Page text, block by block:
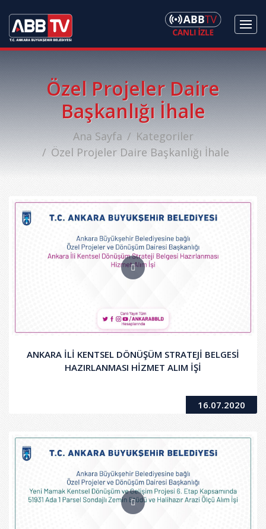
Özel Projeler Daire
Başkanlığı İhale
Ana Sayfa
Kategoriler
Özel Projeler Daire Başkanlığı İhale
ANKARA İLİ KENTSEL DÖNÜŞÜM STRATEJİ BELGESİ
HAZIRLANMASI HİZMET ALIM İŞİ
16.07.2020